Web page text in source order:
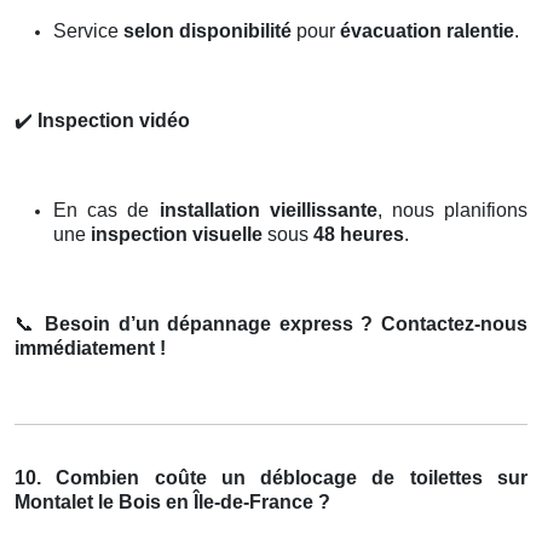
Service selon disponibilité pour évacuation ralentie.
✔️ Inspection vidéo
En cas de installation vieillissante, nous planifions
une inspection visuelle sous 48 heures.
📞
Besoin d’un dépannage express ? Contactez-nous
immédiatement !
10. Combien coûte un déblocage de toilettes sur
Montalet le Bois en Île-de-France ?